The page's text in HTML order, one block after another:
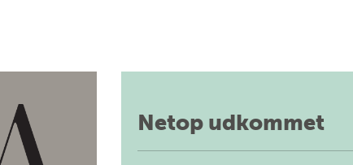
Netop udkommet